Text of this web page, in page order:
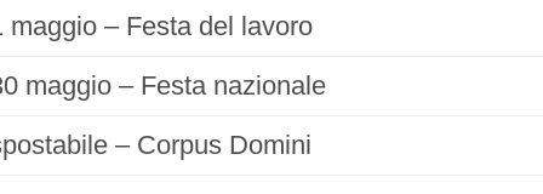
maggio – Festa del lavoro
maggio – Festa nazionale
– Corpus Domini